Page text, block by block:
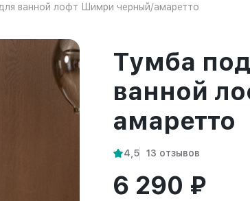
ванной лофт Шимри черный/амаретто
Тумба
ванной
амаретто
4,5 13 отзывов
6 290 ₽